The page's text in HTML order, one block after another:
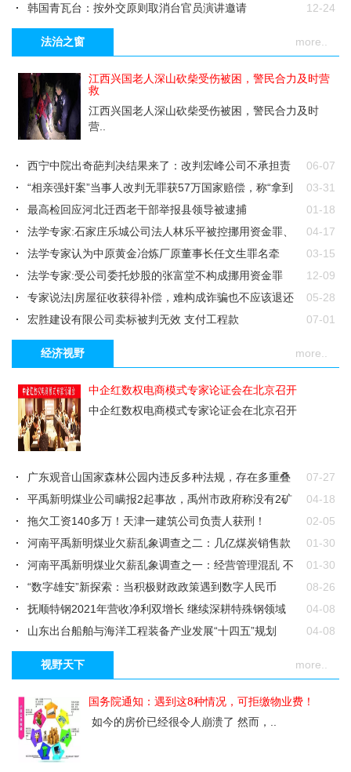
[视野天下]
自然保护地整合优化：广东观音山国家森林公园将何
去何从
[舆论监督]
奇！制约打压国家森林公园，林业局五任局长各显花
招
[视野天下]
南方电网，果然豪横无耻！
[投诉]
从一则网文留言看东莞的民生状况
[视野天下]
东莞市学习贯彻三中全会精神，不作为、乱作为现象
该怎么处理呢？！
[廉政中国]
东莞市纪委原书记甄瑞潮被开除党籍，曾任围剿观音
山总指挥
[视野天下]
豪横的南方电网就是牛！不在乎给不给观音山供电？
款”是职务侵占还是诈骗？
[投诉]
安徽全椒县委主要负责人被免职，东莞2000亩原始次森林
被毁谁之过？
12-24
韩国青瓦台：按外交原则取消台官员演讲邀请
丑闻缠身、疫情恶化，英国首相焦头烂额
12-24
缅甸多名前省部级官员因煽动他人危害国家安全被判刑
鲍里斯-格雷兹洛夫将出任俄驻白俄罗斯大使
法治之窗 more..
江西兴国老人深山砍柴受伤被困，警民合力及时营
救
江西兴国老人深山砍柴受伤被困，警民合力及时
营..
06-07
西宁中院出奇葩判决结果来了：改判宏峰公司不承担责
任
03-31
“相亲强奸案”当事人改判无罪获57万国家赔偿，称“拿到
赔偿找个..
01-18
最高检回应河北迁西老干部举报县领导被逮捕
04-17
法学专家:石家庄乐城公司法人林乐平被控挪用资金罪、
职务侵占罪..
03-15
法学专家认为中原黄金冶炼厂原董事长任文生罪名牵
强，家属希望公..
12-09
法学专家:受公司委托炒股的张富堂不构成挪用资金罪
05-28
专家说法|房屋征收获得补偿，难构成诈骗也不应该退还
07-01
宏胜建设有限公司卖标被判无效 支付工程款
河南高速交警查获45颗移动“炸弹”
重庆渝北一男子疫情期间男子向路人吐口水、泼食用油
被批捕
长沙两男子拿身份证帮武汉1家开房被拘
经济视野 more..
中企红数权电商模式专家论证会在北京召开
中企红数权电商模式专家论证会在北京召开
07-27
广东观音山国家森林公园内违反多种法规，存在多重叠
加重大安全风..
04-18
平禹新明煤业公司瞒报2起事故，禹州市政府称没有2矿
工
02-05
拖欠工资140多万！天津一建筑公司负责人获刑！
01-30
河南平禹新明煤业欠薪乱象调查之二：几亿煤炭销售款
进入个人腰包..
01-30
河南平禹新明煤业欠薪乱象调查之一：经营管理混乱 不
合常理
08-26
“数字雄安”新探索：当积极财政政策遇到数字人民币
04-08
抚顺特钢2021年营收净利双增长 继续深耕特殊钢领域
04-08
山东出台船舶与海洋工程装备产业发展“十四五”规划
贵州农信资产总额达九千五百七十八亿元
04-08
建鹏控股(01722)发布2021年度业绩，股东应占亏损177
8万澳门元，..
密封科技(301020.SZ)发布2021年业绩，净利润9264.71
万元，减少..
视野天下 more..
国务院通知：遇到这8种情况，可拒缴物业费！
如今的房价已经很令人崩溃了 然而，..